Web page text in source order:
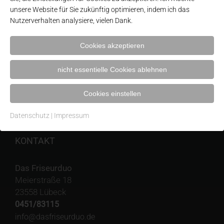
Kontakt
Wichtige Kundeninformationen nach Art. 13 DSGVO
Cookie Einstellungen
KONTAKT
Das Friseurduo
Meierstraße 18
23558 Lübeck
0451/83115
info@dasfriseurduo.de
unsere Website für Sie zukünftig optimieren, indem ich das
Nutzerverhalten analysiere, vielen Dank.
Cookies akzeptieren
nicht essentielle Cookies ablehnen
Cookies einstellen
Datenschutz | Impressum